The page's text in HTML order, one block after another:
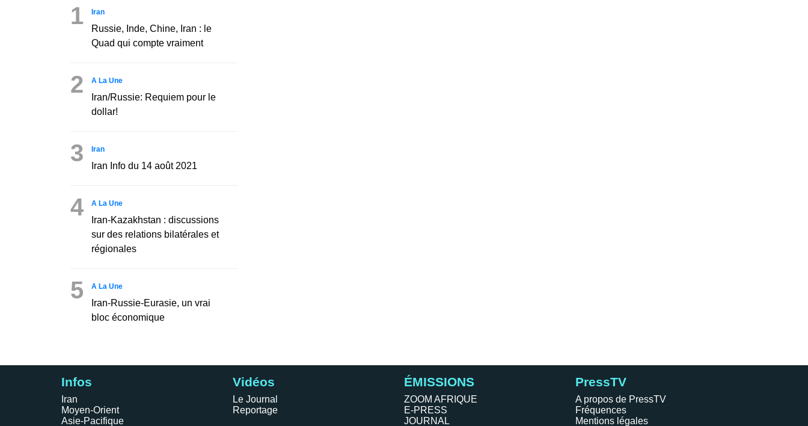
1 Iran
Russie, Inde, Chine, Iran : le
Quad qui compte vraiment
2 A La Une
Iran/Russie: Requiem pour le
dollar!
3 Iran
Iran Info du 14 août 2021
4 A La Une
Iran-Kazakhstan : discussions
sur des relations bilatérales et
régionales
5 A La Une
Iran-Russie-Eurasie, un vrai
bloc économique
Infos
Iran
Moyen-Orient
Asie-Pacifique
Vidéos
Le Journal
Reportage
ÉMISSIONS
ZOOM AFRIQUE
E-PRESS
JOURNAL
PressTV
A propos de PressTV
Fréquences
Mentions légales